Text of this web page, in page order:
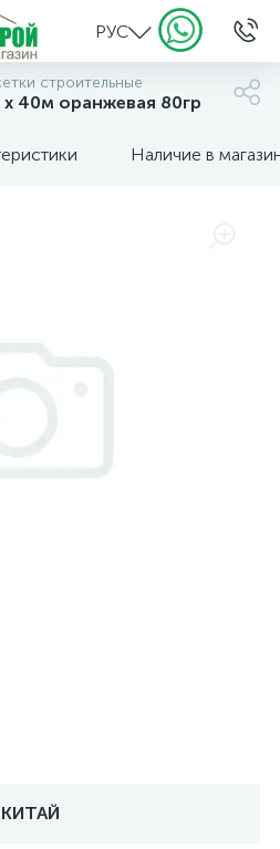
РУС
строительные
40м оранжевая 80гр
Наличие в
КИТАЙ